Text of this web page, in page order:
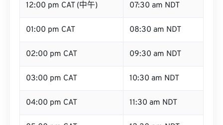
12:00 pm CAT (中午) 07:30 am NDT
01:00 pm CAT 08:30 am NDT
02:00 pm CAT 09:30 am NDT
03:00 pm CAT 10:30 am NDT
04:00 pm CAT 11:30 am NDT